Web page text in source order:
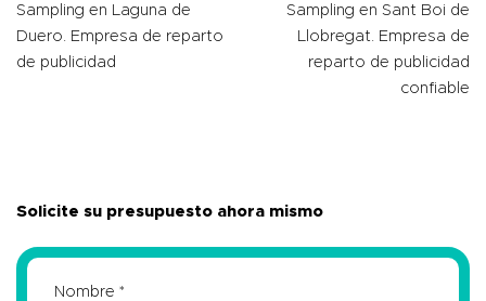
Sampling en Laguna de
Duero. Empresa de reparto
de publicidad
Sampling en Sant Boi de
Llobregat. Empresa de
reparto de publicidad
confiable
Solicite su presupuesto ahora mismo
Nombre